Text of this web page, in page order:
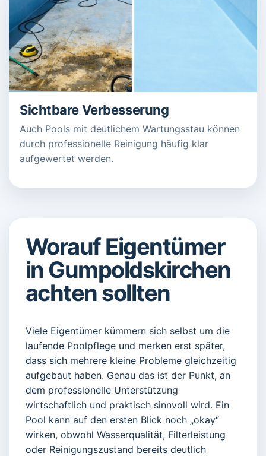
Sichtbare Verbesserung
Auch Pools mit deutlichem Wartungsstau können
durch professionelle Reinigung häufig klar
aufgewertet werden.
Worauf Eigentümer
in Gumpoldskirchen
achten sollten
Viele Eigentümer kümmern sich selbst um die
laufende Poolpflege und merken erst später,
dass sich mehrere kleine Probleme gleichzeitig
aufgebaut haben. Genau das ist der Punkt, an
dem professionelle Unterstützung
wirtschaftlich und praktisch sinnvoll wird. Ein
Pool kann auf den ersten Blick noch „okay“
wirken, obwohl Wasserqualität, Filterleistung
oder Reinigungszustand bereits deutlich